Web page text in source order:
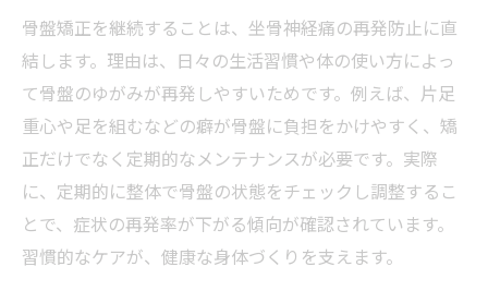
骨盤矯正を継続することは、坐骨神経痛の再発防止に直
結します。理由は、日々の生活習慣や体の使い方によっ
て骨盤のゆがみが再発しやすいためです。例えば、片足
重心や足を組むなどの癖が骨盤に負担をかけやすく、矯
正だけでなく定期的なメンテナンスが必要です。実際
に、定期的に整体で骨盤の状態をチェックし調整するこ
とで、症状の再発率が下がる傾向が確認されています。
習慣的なケアが、健康な身体づくりを支えます。